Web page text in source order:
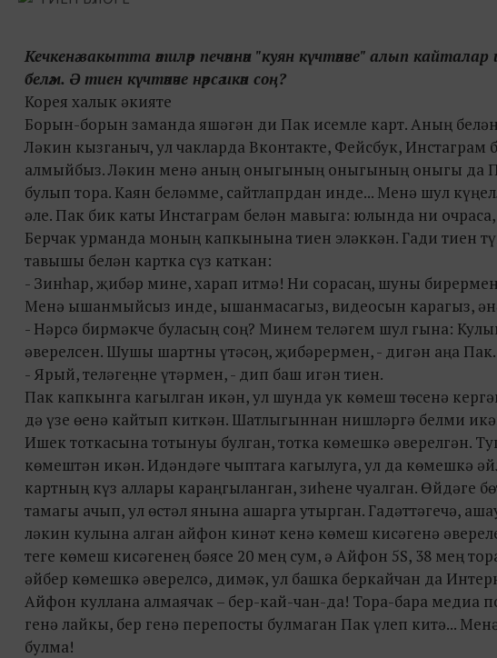
Кечкенә вакытта әтиләр печәннән "куян күчтәнәче" алып кайталар
беләм. Ә тиен күчтәнәче нәрсә икән соң?
Корея халык әкияте
Борын-борын заманда яшәгән ди Пак исемле карт. Аның
Ләкин кызганыч, ул чакларда Вконтакте, Фейсбук,
алмыйбыз. Ләкин менә аның оныгының оныгының оныгы да
булып тора. Каян беләмме, сайтлапрдан инде... Менә шул
әле. Пак бик каты Инстаграм белән мавыга: юлында ни
Берчак урманда моның капкынына тиен эләккән. Гади тиен
тавышы белән картка сүз каткан:
- Зинһар, җибәр мине, харап итмә! Ни сорасаң, шуны
Менә ышанмыйсыз инде, ышанмасагыз, видеосын карагыз,
- Нәрсә бирмәкче буласың соң? Минем теләгем шул гына:
әверелсен. Шушы шартны үтәсәң, җибәрермен, - дигән аңа Пак.
- Ярый, теләгеңне үтәрмен, - дип баш игән тиен.
Пак капкынга кагылган икән, ул шунда ук көмеш төсенә
дә үзе өенә кайтып киткән. Шатлыгыннан нишләргә белми
Ишек тоткасына тотынуы булган, тотка көмешкә әверелгән.
көмештән икән. Идәндәге чыптага кагылуга, ул да көмешкә
картның күз аллары караңгыланган, зиһене чуалган. Өйдәге
тамагы ачып, ул өстәл янына ашарга утырган. Гадәттәгечә,
ләкин кулына алган айфон кинәт кенә көмеш кисәгенә
теге көмеш кисәгенең бәясе 20 мең сум, ә Айфон 5S, 38 мең
әйбер көмешкә әверелсә, димәк, ул башка беркайчан да
Айфон куллана алмаячак – бер-кай-чан-да! Тора-бара медиа
генә лайкы, бер генә перепосты булмаган Пак үлеп китә...
булма!